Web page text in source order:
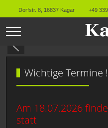
Dorfstr. 8, 16837 Kagar +49
Mobile Menu Toggle
Wichtige Termine
Am 18.07.2026
statt